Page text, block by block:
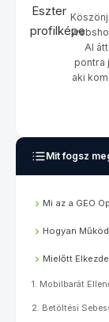
AI
pontra
aki
Mit fogsz
Mi az a GEO
Hogyan
Mielőtt
1. Mobilbarát
2. Betöltési